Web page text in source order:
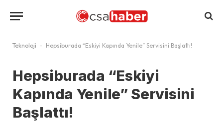
Teknoloji - Hepsiburada “Eskiyi Kapında Yenile” Servisini Başlattı!
Hepsiburada “Eskiyi
Kapında Yenile” Servisini
Başlattı!